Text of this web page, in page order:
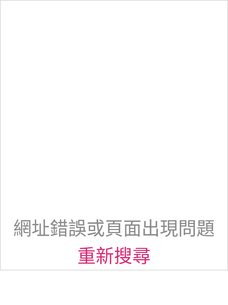
網址錯誤或頁面出現問題
重新搜尋